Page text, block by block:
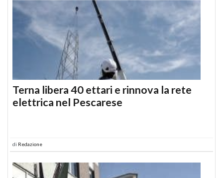
Terna libera 40 ettari e rinnova la rete
elettrica nel Pescarese
di Redazione